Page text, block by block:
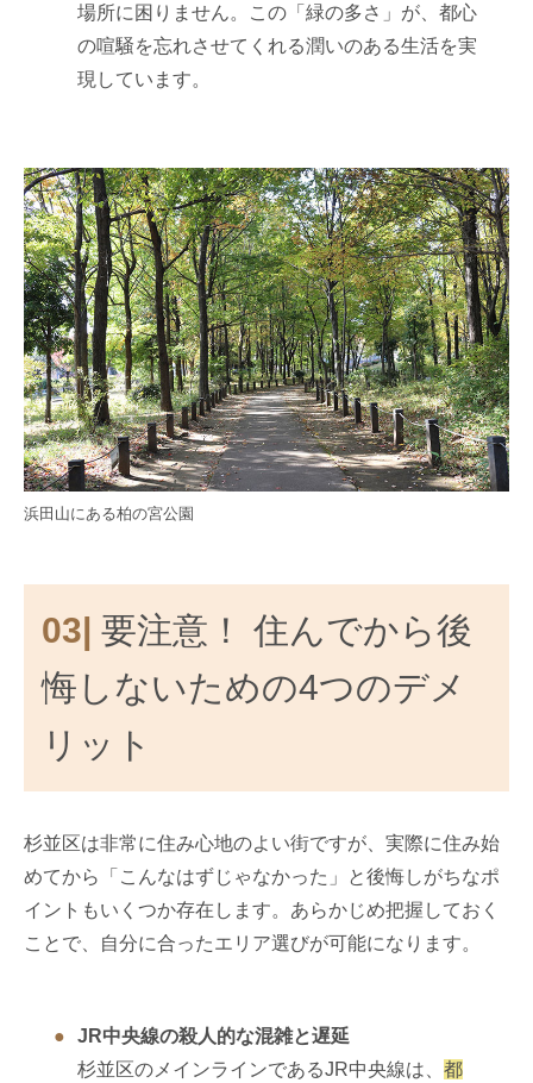
場所に困りません。この「緑の多さ」が、都心
の喧騒を忘れさせてくれる潤いのある生活を実
現しています。
浜田山にある柏の宮公園
03| 要注意！ 住んでから後
悔しないための4つのデメ
リット
杉並区は非常に住み心地のよい街ですが、実際に住み始
めてから「こんなはずじゃなかった」と後悔しがちなポ
イントもいくつか存在します。あらかじめ把握しておく
ことで、自分に合ったエリア選びが可能になります。
JR中央線の殺人的な混雑と遅延
杉並区のメインラインであるJR中央線は、 都